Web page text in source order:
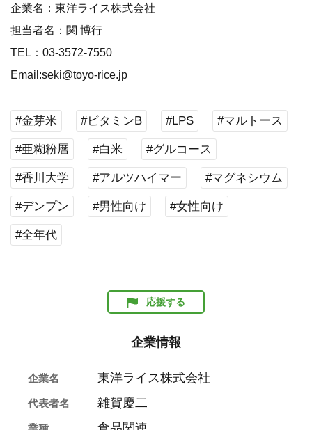
企業名：東洋ライス株式会社
担当者名：関 博行
TEL：03-3572-7550
Email:seki@toyo-rice.jp
#金芽米 #ビタミンB #LPS #マルトース
#亜糊粉層 #白米 #グルコース
#香川大学 #アルツハイマー #マグネシウム
#デンプン #男性向け #女性向け
#全年代
応援する
企業情報
企業名 東洋ライス株式会社
代表者名 雑賀慶二